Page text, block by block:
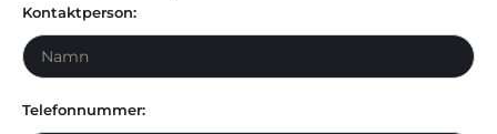
Kontaktperson:
Telefonnummer: